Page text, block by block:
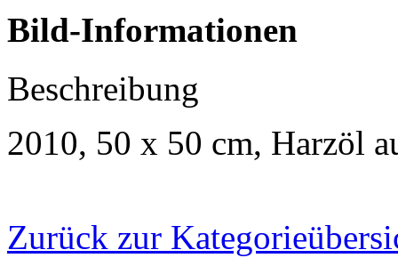
Bild-Informationen
Beschreibung
2010, 50 x 50 cm, Harzöl
Zurück zur